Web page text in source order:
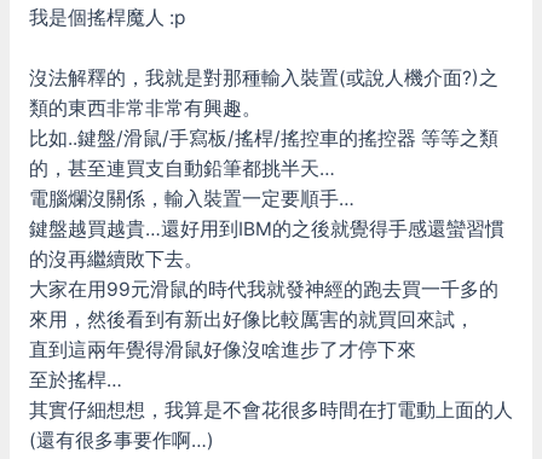
我是個搖桿魔人 :p
沒法解釋的，我就是對那種輸入裝置(或說人機介面?)之
類的東西非常非常有興趣。
比如..鍵盤/滑鼠/手寫板/搖桿/搖控車的搖控器 等等之類
的，甚至連買支自動鉛筆都挑半天…
電腦爛沒關係，輸入裝置一定要順手…
鍵盤越買越貴…還好用到IBM的之後就覺得手感還蠻習慣
的沒再繼續敗下去。
大家在用99元滑鼠的時代我就發神經的跑去買一千多的
來用，然後看到有新出好像比較厲害的就買回來試，
直到這兩年覺得滑鼠好像沒啥進步了才停下來
至於搖桿…
其實仔細想想，我算是不會花很多時間在打電動上面的人
(還有很多事要作啊…)